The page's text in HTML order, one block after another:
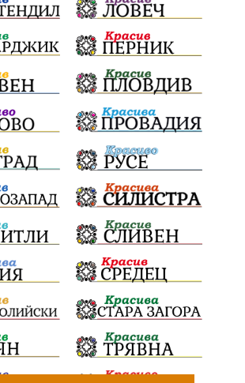
пострадали МРРБ
АнгелинаПопова
партия "Мафия"
Доброволци
грабеж справедливост
социални услуги
палеж ЮЗУ празници
прегледи Вот на недоверие